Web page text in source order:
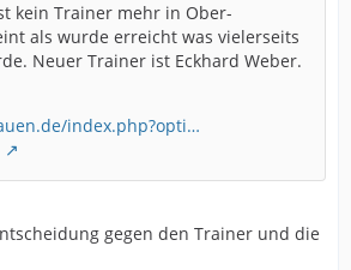
kein Trainer mehr in Ober-
als wurde erreicht was vielerseits
Neuer Trainer ist Eckhard Weber.
index.php?opti…
gegen den Trainer und die